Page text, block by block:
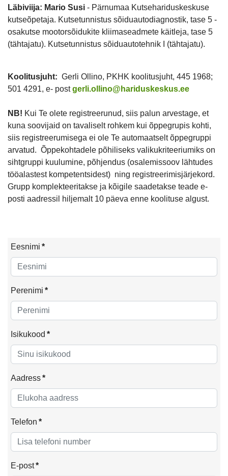
Läbiviija: Mario Susi - Pärnumaa Kutsehariduskeskuse
kutseõpetaja. Kutsetunnistus sõiduautodiagnostik, tase 5 -
osakutse mootorsõidukite kliimaseadmete käitleja, tase 5
(tähtajatu). Kutsetunnistus sõiduautotehnik I (tähtajatu).
Koolitusjuht: Gerli Ollino, PKHK koolitusjuht, 445 1968;
501 4291, e- post gerli.ollino@hariduskeskus.ee
NB! Kui Te olete registreerunud, siis palun arvestage, et
kuna soovijaid on tavaliselt rohkem kui õppegrupis kohti,
siis registreerumisega ei ole Te automaatselt õppegruppi
arvatud. Õppekohtadele põhiliseks valikukriteeriumiks on
sihtgruppi kuulumine, põhjendus (osalemissoov lähtudes
tööalastest kompetentsidest) ning registreerimisjärjekord.
Grupp komplekteeritakse ja kõigile saadetakse teade e-
posti aadressil hiljemalt 10 päeva enne koolituse algust.
Eesnimi *
Perenimi *
Isikukood *
Aadress*
Telefon *
E-post*